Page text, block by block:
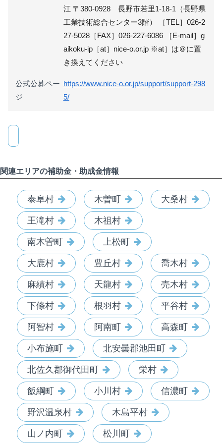
江 〒380-0928 長野市若里1-18-1（長野県
工業技術総合センター3階） ［TEL］026-2
27-5028［FAX］026-227-6086 ［E-mail］g
aikoku-ip［at］nice-o.or.jp ※at］は＠に置
き換えてください
公式公募ペー
ジ
https://www.nice-o.or.jp/support/support-298
5/
関連エリアの補助金・助成金情報
泰阜村 木曽町 大桑村
王滝村 木祖村
南木曽町 上松町
大鹿村 豊丘村 喬木村
麻績村 天龍村 売木村
下條村 根羽村 平谷村
阿智村 阿南町 高森町
小布施町 北安曇郡池田町
北佐久郡御代田町 栄村
飯綱町 小川村 信濃町
野沢温泉村 木島平村
山ノ内町 松川町